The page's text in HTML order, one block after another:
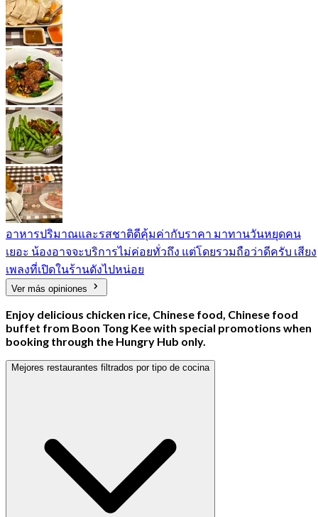
อาหารปริมาณและรสชาติดีคุ้มค่ากับราคา มาทานวันหยุดคน
เยอะ น้องอาจจะบริการไม่ค่อยทั่วถึง แต่โดยรวมถือว่าดีครับ เสียง
เพลงที่เปิดในร้านดังไปหน่อย
Ver más opiniones
Enjoy delicious chicken rice, Chinese food, Chinese food
buffet from Boon Tong Kee with special promotions when
booking through the Hungry Hub only.
Mejores restaurantes filtrados por tipo de cocina